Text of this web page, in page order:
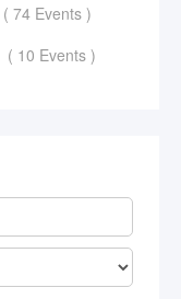
( 74 Events )
( 10 Events )